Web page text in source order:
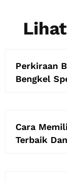
Perkiraan
Bengkel
Cara
Terbaik